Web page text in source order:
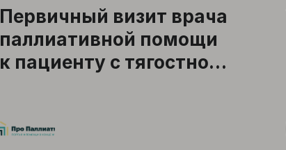
Первичный визит врача
паллиативной помощи
к пациенту с тягостной